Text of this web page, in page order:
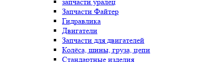
Запчасти Файтер
Гидравлика
Двигатели
Запчасти для двигателей
Колёса, шины, груза, цепи
Стандартные изделия